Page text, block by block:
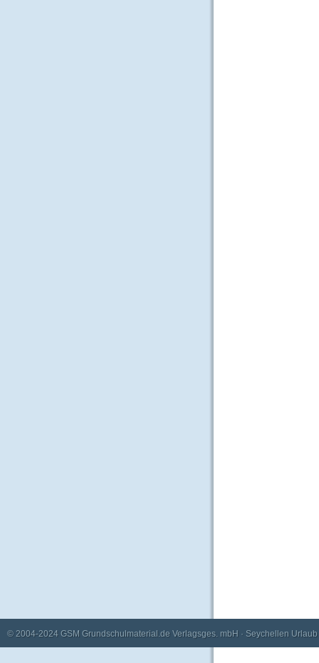
© 2004-2024 GSM Grundschulmaterial.de Verlagsges. mbH · Seychellen Urlaub